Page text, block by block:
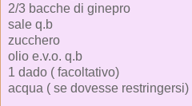
2/3 bacche di ginepro
sale q.b
zucchero
olio e.v.o. q.b
1 dado ( facoltativo)
acqua ( se dovesse restringersi)